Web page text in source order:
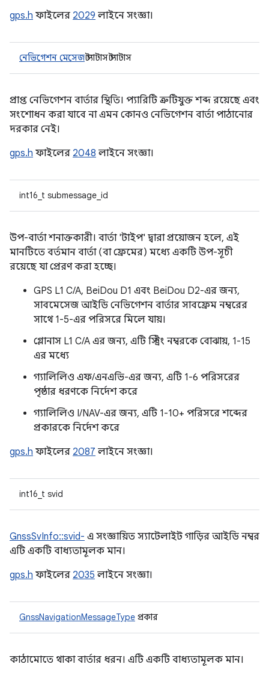
gps.h ফাইলের 2029 লাইনে সংজ্ঞা।
নেভিগেশন মেসেজস্ট্যাটাস স্ট্যাটাস
প্রাপ্ত নেভিগেশন বার্তার স্থিতি। প্যারিটি ত্রুটিযুক্ত শব্দ রয়েছে এবং
সংশোধন করা যাবে না এমন কোনও নেভিগেশন বার্তা পাঠানোর
দরকার নেই।
gps.h ফাইলের 2048 লাইনে সংজ্ঞা।
int16_t submessage_id
উপ-বার্তা শনাক্তকারী। বার্তা 'টাইপ' দ্বারা প্রয়োজন হলে, এই
মানটিতে বর্তমান বার্তা (বা ফ্রেমের) মধ্যে একটি উপ-সূচী
রয়েছে যা প্রেরণ করা হচ্ছে।
GPS L1 C/A, BeiDou D1 এবং BeiDou D2-এর জন্য,
সাবমেসেজ আইডি নেভিগেশন বার্তার সাবফ্রেম নম্বরের
সাথে 1-5-এর পরিসরে মিলে যায়।
গ্লোনাস L1 C/A এর জন্য, এটি স্ট্রিং নম্বরকে বোঝায়, 1-15
এর মধ্যে
গ্যালিলিও এফ/এনএভি-এর জন্য, এটি 1-6 পরিসরের
পৃষ্ঠার ধরণকে নির্দেশ করে
গ্যালিলিও I/NAV-এর জন্য, এটি 1-10+ পরিসরে শব্দের
প্রকারকে নির্দেশ করে
gps.h ফাইলের 2087 লাইনে সংজ্ঞা।
int16_t svid
GnssSvInfo::svid- এ সংজ্ঞায়িত স্যাটেলাইট গাড়ির আইডি নম্বর
এটি একটি বাধ্যতামূলক মান।
gps.h ফাইলের 2035 লাইনে সংজ্ঞা।
GnssNavigationMessageType প্রকার
কাঠামোতে থাকা বার্তার ধরন। এটি একটি বাধ্যতামূলক মান।